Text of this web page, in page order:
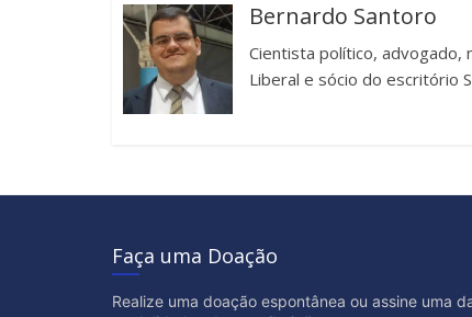
Bernardo Santoro
Cientista político,
Liberal e sócio do escritório
Faça uma Doação
Realize uma doação espontânea ou assine uma